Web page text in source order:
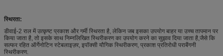
स्थिरता:
डीवाई-2 राल में उत्कृष्ट प्रकाश और गर्मी स्थिरता है, लेकिन जब इसका उपयोग बाहर या उच्च तापमान पर
किया जाता है, तो इसके साथ निम्नलिखित स्थिरीकरण का उपयोग करने का सुझाव दिया जाता है,जैसे कि
सल्फर रहित ऑर्गेनोटिन स्टेबलाइज़र, इपॉक्सी यौगिक स्थिरीकरण, प्रकाश प्रतिरोधी पराबैंगनी
स्थिरीकरण.